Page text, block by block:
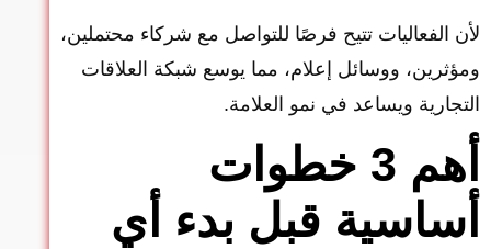
لأن الفعاليات تتيح فرصًا للتواصل مع شركاء محتملين،
ومؤثرين، ووسائل إعلام، مما يوسع شبكة العلاقات
التجارية ويساعد في نمو العلامة.
أهم 3 خطوات
أساسية قبل بدء أي